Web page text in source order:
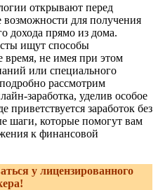
открывают перед
для получения
дохода прямо из дома.
ищут способы
время, не имея при этом
или специального
рассмотрим
заработка, уделив особое
заработок без
шаги, которые помогут вам
к финансовой
у лицензированного